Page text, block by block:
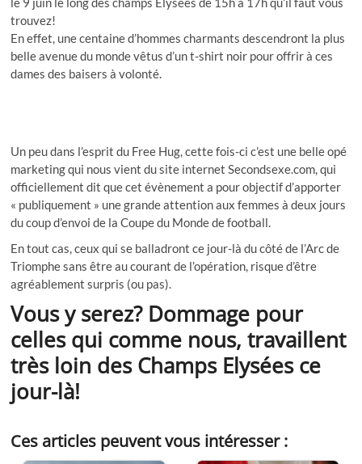
trouvez!
En effet, une centaine d’hommes charmants descendront la plus
belle avenue du monde vêtus d’un t-shirt noir pour offrir à ces
dames des baisers à volonté.
Un peu dans l’esprit du Free Hug, cette fois-ci c’est une belle opé
marketing qui nous vient du site internet Secondsexe.com, qui
officiellement dit que cet évènement a pour objectif d’apporter
« publiquement » une grande attention aux femmes à deux jours
du coup d’envoi de la Coupe du Monde de football.
En tout cas, ceux qui se balladront ce jour-là du côté de l’Arc de
Triomphe sans être au courant de l’opération, risque d’être
agréablement surpris (ou pas).
Vous y serez? Dommage pour
celles qui comme nous, travaillent
très loin des Champs Elysées ce
jour-là!
Ces articles peuvent vous intéresser :